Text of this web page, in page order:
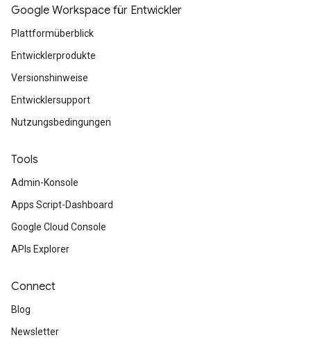
Google Workspace für Entwickler
Plattformüberblick
Entwicklerprodukte
Versionshinweise
Entwicklersupport
Nutzungsbedingungen
Tools
Admin-Konsole
Apps Script-Dashboard
Google Cloud Console
APIs Explorer
Connect
Blog
Newsletter